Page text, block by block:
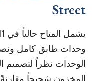
Street
وحدات طابق كامل
الوحدات نظراً لتصميم